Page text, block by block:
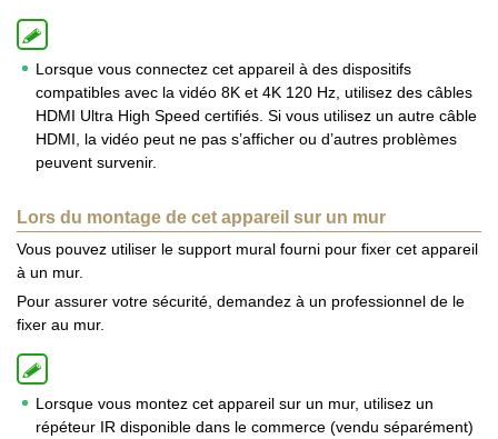
Lorsque vous connectez cet appareil à des dispositifs
compatibles avec la vidéo 8K et 4K 120 Hz, utilisez des câbles
HDMI Ultra High Speed certifiés. Si vous utilisez un autre câble
HDMI, la vidéo peut ne pas s’afficher ou d’autres problèmes
peuvent survenir.
Lors du montage de cet appareil sur un mur
Vous pouvez utiliser le support mural fourni pour fixer cet appareil
à un mur.
Pour assurer votre sécurité, demandez à un professionnel de le
fixer au mur.
Lorsque vous montez cet appareil sur un mur, utilisez un
répéteur IR disponible dans le commerce (vendu séparément)